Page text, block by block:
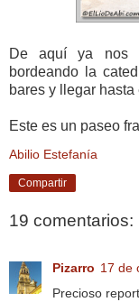
De aquí ya nos
bordeando la
bares y llegar
Este es un paseo
Abilio Estefanía
Compartir
19 comentarios:
Pizarro 17 de
Precioso